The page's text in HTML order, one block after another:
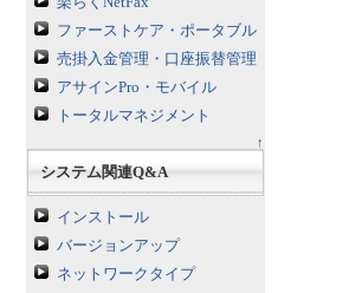
ファーストケア・ポータブル
売掛入金管理・口座振替管理
アサインPro・モバイル
トータルマネジメント
↑
システム関連Q&A
インストール
バージョンアップ
ネットワークタイプ